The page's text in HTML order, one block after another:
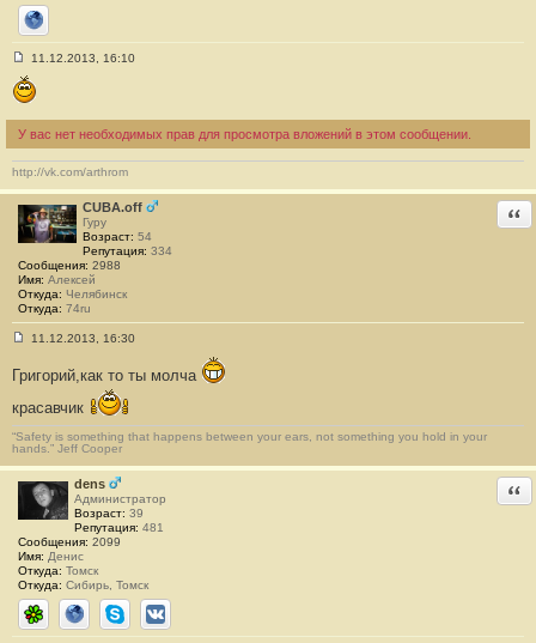
Сайт
о
о
щ
е
и
#
4
6
11.12.2013, 16:10
У вас нет необходимых прав для просмотра вложений в этом сообщении.
http://vk.com/arthrom
CUBA.off
Гуру
Возраст: 54
Репутация: 334
Сообщения: 2988
Имя: Алексей
Откуда: Челябинск
Откуда: 74ru
о
щ
н
и
е
#
11.12.2013, 16:30
Григорий,как то ты молча
красавчик
“Safety is something that happens between your ears, not something you hold in your
hands.” Jeff Cooper
dens
Администратор
Возраст: 39
Репутация: 481
Сообщения: 2099
Имя: Денис
Откуда: Томск
Откуда: Сибирь, Томск
ICQ СайтSkypeВКонтакте